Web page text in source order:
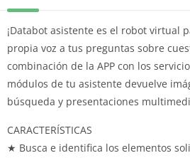
¡Databot asistente es el robot virtual
propia voz a tus preguntas sobre
combinación de la APP con los
módulos de tu asistente devuelve
búsqueda y presentaciones
CARACTERÍSTICAS
★ Busca e identifica los elementos